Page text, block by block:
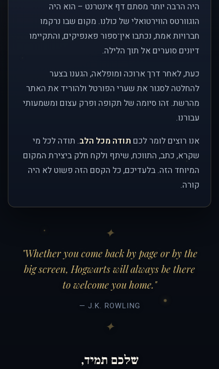
היה הרבה יותר מסתם דף אינטרנט – הוא היה
הוגוורטס הווירטואלי של כולנו. מקום שבו נרקמו
חברויות אמת, נכתבו אין־ספור פאנפיקים, והתקיימו
דיונים סוערים אל תוך הלילה.
כעת, לאחר דרך ארוכה ומופלאה, הגענו בצער
להחלטה לסגור את שערי הפורטל ולהוריד את האתר
מהרשת. זהו סיומה של תקופה ופרק עצום ומשמעותי
עבורנו.
אנו רוצים לומר לכם תודה מכל הלב. תודה לכל מי
שקרא, כתב, התווכח, שיתף ולקח חלק ביצירת המקום
המיוחד הזה. בלעדיכם, כל הקסם הזה פשוט לא היה
קורה.
"Whether you come back by page or by the
big screen, Hogwarts will always be there
to welcome you home."
— J.K. ROWLING
שלכם תמיד,